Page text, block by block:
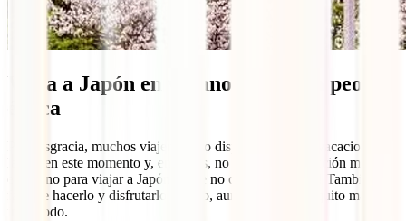
Viaja a Japón en verano, quizás la peor
época
Por desgracia, muchos viajeros solo disponen de unas vacaciones
largas en este momento y, entonces, no hay mucha elección más que
el verano para viajar a Japón. ¡Que no cunda el pánico! También es
factible hacerlo y disfrutarlo mucho, aunque sea un poquito más
incómodo.